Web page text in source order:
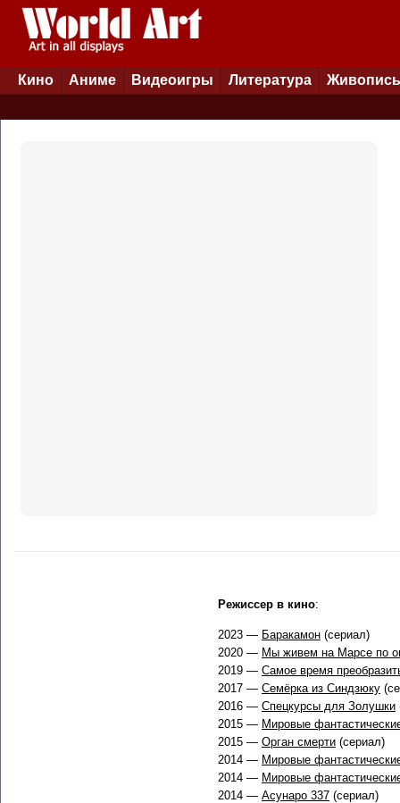
Кино Аниме Видеоигры Литература Живопись
Режиссер в кино:
2023 — Баракамон (сериал)
2020 — Мы живем на Марсе по
2019 — Самое время
2017 — Семёрка из Синдзюку
2016 — Спецкурсы для Золушки
2015 — Мировые
2015 — Орган смерти (сериал)
2014 — Мировые
2014 — Мировые
2014 — Асунаро 337 (сериал)